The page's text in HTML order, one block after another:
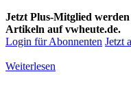
Jetzt Plus-Mitglied
Artikeln auf vwheute.de.
Login für Abonnenten Jetzt
Weiterlesen